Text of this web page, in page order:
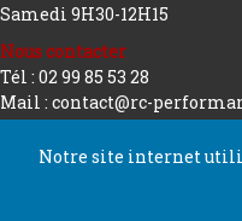
Samedi 9H30-12H15
Nous contacter
Tél : 02 99 85 53 28
Mail : contact@rc-
Copyright 2026 tous droits
Notre site internet